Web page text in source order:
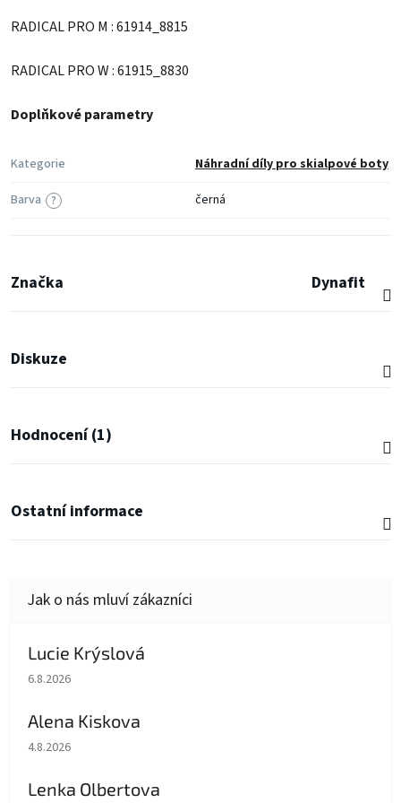
RADICAL PRO M : 61914_8815
RADICAL PRO W : 61915_8830
Doplňkové parametry
Kategorie Náhradní díly pro skialpové boty
?
Barva černá
Značka Dynafit
Diskuze
Hodnocení (1)
Ostatní informace
Lucie Krýslová
Hodnocení obchodu je 5 z 5 hvězdiček.
6.8.2026
Alena Kiskova
Hodnocení obchodu je 5 z 5 hvězdiček.
4.8.2026
Lenka Olbertova